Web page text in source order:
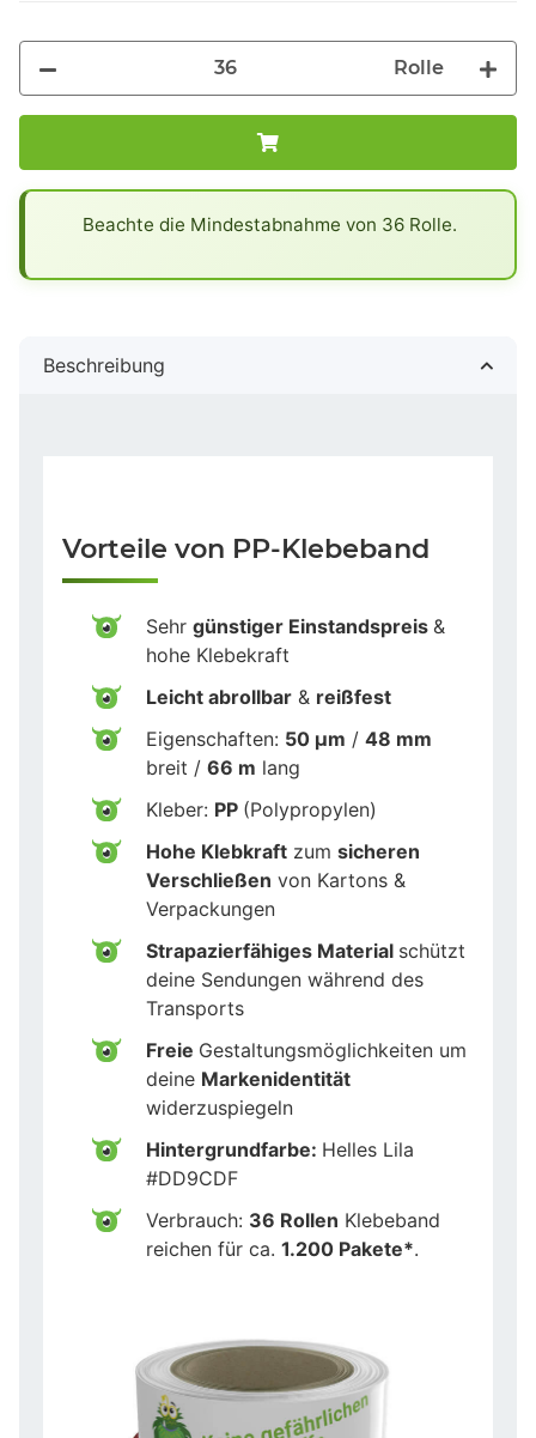
Rolle
Beachte die Mindestabnahme von 36 Rolle.
Beschreibung
Vorteile von PP-Klebeband
Sehr günstiger Einstandspreis &
hohe Klebekraft
Leicht abrollbar & reißfest
Eigenschaften: 50 µm / 48 mm
breit / 66 m lang
Kleber: PP (Polypropylen)
Hohe Klebkraft zum sicheren
Verschließen von Kartons &
Verpackungen
Strapazierfähiges Material schützt
deine Sendungen während des
Transports
Freie Gestaltungsmöglichkeiten um
deine Markenidentität
widerzuspiegeln
Hintergrundfarbe: Helles Lila
#DD9CDF
Verbrauch: 36 Rollen Klebeband
reichen für ca. 1.200 Pakete*.